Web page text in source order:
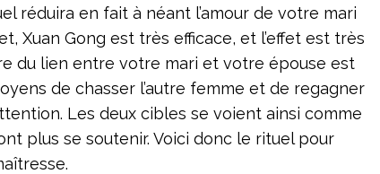
réduira en fait à néant l’amour de votre mari
Xuan Gong est très efficace, et l’effet est très
du lien entre votre mari et votre épouse est
de chasser l’autre femme et de regagner
Les deux cibles se voient ainsi comme
plus se soutenir. Voici donc le rituel pour